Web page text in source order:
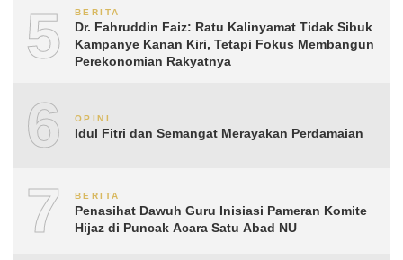
5 BERITA
Dr. Fahruddin Faiz: Ratu Kalinyamat Tidak Sibuk
Kampanye Kanan Kiri, Tetapi Fokus Membangun
Perekonomian Rakyatnya
6 OPINI
Idul Fitri dan Semangat Merayakan Perdamaian
7 BERITA
Penasihat Dawuh Guru Inisiasi Pameran Komite
Hijaz di Puncak Acara Satu Abad NU